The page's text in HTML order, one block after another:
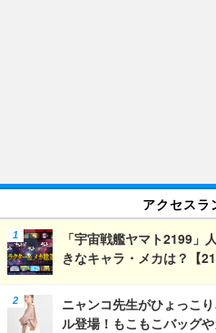
アクセスラ
「宇宙戦艦ヤマト2199」
きなキャラ・メカは？【
ニャンコ先生がひょっこ
ル登場！もこもこバッグ